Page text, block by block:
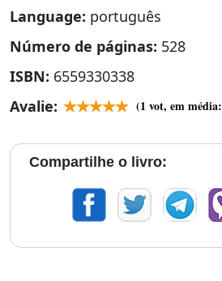
Language: português
Número de páginas: 528
ISBN: 6559330338
Avalie:
(1 vot, em média:
Compartilhe o livro: